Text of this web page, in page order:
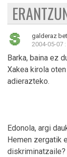
galderaz
2004-05-07 :
Barka, baina ez
Xakea kirola
adierazteko.
Edonola, argi
Hemen zergatik
diskriminatzaile?